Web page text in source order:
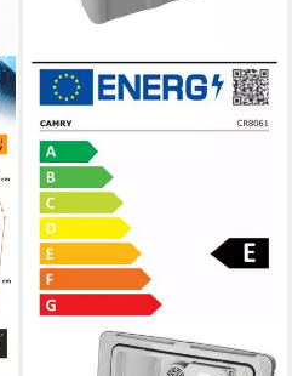
Kühlbox CR 8061, mit Kühl-